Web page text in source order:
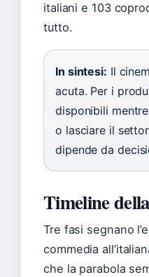
italiani e 103
tutto.
In sintesi: Il
acuta. Per i
disponibili
o lasciare il
dipende da
Timeline
Tre fasi segnano
commedia
che la parabola